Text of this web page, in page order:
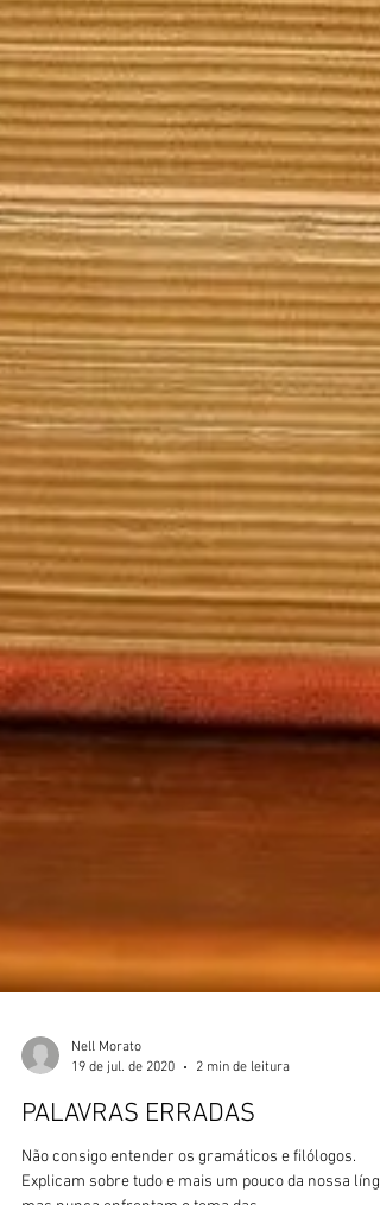
Nell Morato
PALAVRAS ERRADAS